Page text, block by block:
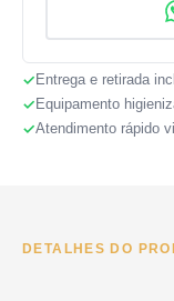
Entrega e retirada
Equipamento
Atendimento rápido
DETALHES DO